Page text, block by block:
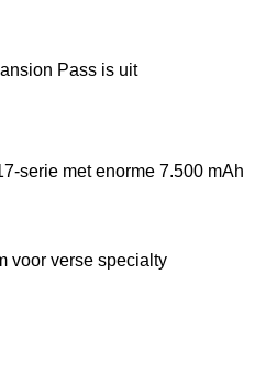
Pass is uit
serie met enorme 7.500 mAh
voor verse specialty